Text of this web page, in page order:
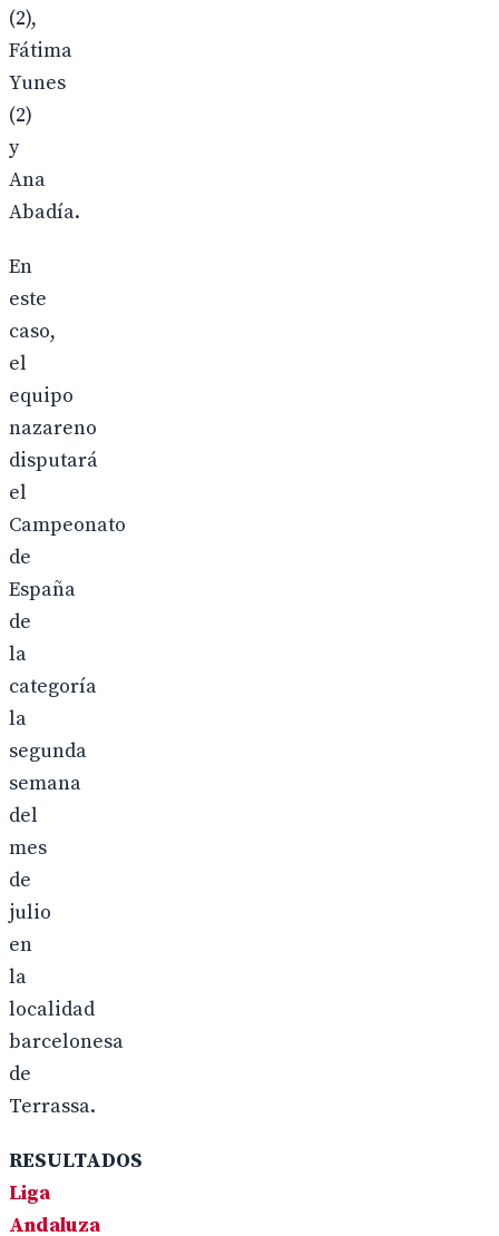
(2),
Fátima
Yunes
(2)
y
Ana
Abadía.
En
este
caso,
el
equipo
nazareno
disputará
el
Campeonato
de
España
de
la
categoría
la
segunda
semana
del
mes
de
julio
en
la
localidad
barcelonesa
de
Terrassa.
RESULTADOS
Liga
Andaluza